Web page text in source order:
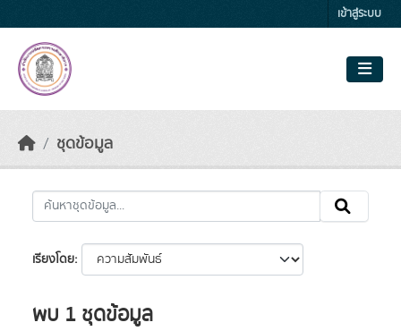
เข้าสู่ระบบ
ชุดข้อมูล
เรียงโดย
พบ 1 ชุดข้อมูล